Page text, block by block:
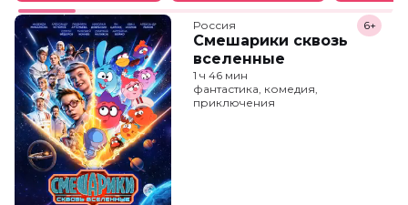
Россия
Смешарики сквозь
вселенные
6+
1 ч 46 мин
фантастика, комедия,
приключения